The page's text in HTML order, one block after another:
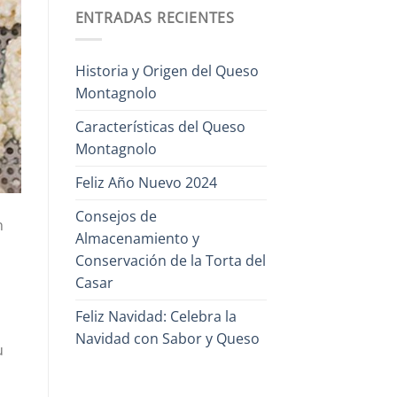
ENTRADAS RECIENTES
Historia y Origen del Queso
Montagnolo
Características del Queso
Montagnolo
Feliz Año Nuevo 2024
Consejos de
Almacenamiento y
Conservación de la Torta del
Casar
Feliz Navidad: Celebra la
Navidad con Sabor y Queso